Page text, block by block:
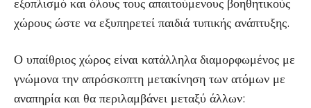
χώρους ώστε να εξυπηρετεί παιδιά τυπικής ανάπτυξης.
Ο υπαίθριος χώρος είναι κατάλληλα διαμορφωμένος με
γνώμονα την απρόσκοπτη μετακίνηση των ατόμων με
αναπηρία και θα περιλαμβάνει μεταξύ άλλων: